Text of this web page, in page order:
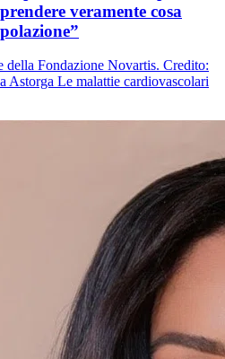
veramente cosa
della Fondazione Novartis. Credito:
Astorga Le malattie cardiovascolari